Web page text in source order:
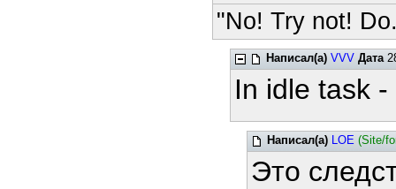
"No! Try not!
Написал(а) VVV Дата
In idle task
Написал(а) LOE (Site/
Это